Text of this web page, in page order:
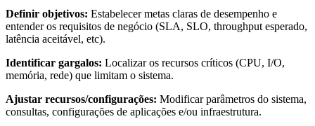
Definir objetivos: Estabelecer metas claras de desempenho e
entender os requisitos de negócio (SLA, SLO, throughput esperado,
latência aceitável, etc).
Identificar gargalos: Localizar os recursos críticos (CPU, I/O,
memória, rede) que limitam o sistema.
Ajustar recursos/configurações: Modificar parâmetros do sistema,
consultas, configurações de aplicações e/ou infraestrutura.